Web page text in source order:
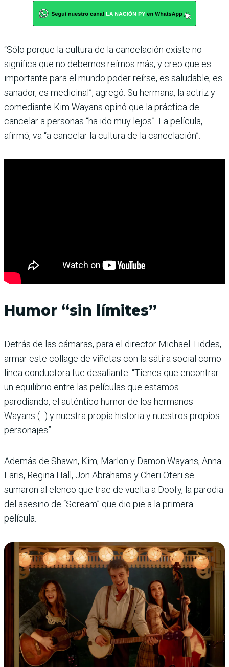
“Sólo porque la cultura de la cancelación existe no
significa que no debemos reírnos más, y creo que es
importante para el mundo poder reírse, es saludable, es
sanador, es medicinal”, agregó. Su hermana, la actriz y
comediante Kim Wayans opinó que la práctica de
cancelar a personas “ha ido muy lejos”. La película,
afirmó, va “a cancelar la cultura de la cancelación”.
Humor “sin límites”
Detrás de las cámaras, para el director Michael Tiddes,
armar este collage de viñetas con la sátira social como
línea conductora fue desafiante. “Tienes que encontrar
un equilibrio entre las películas que estamos
parodiando, el auténtico humor de los hermanos
Wayans (...) y nuestra propia historia y nuestros propios
personajes”.
Además de Shawn, Kim, Marlon y Damon Wayans, Anna
Faris, Regina Hall, Jon Abrahams y Cheri Oteri se
sumaron al elenco que trae de vuelta a Doofy, la parodia
del asesino de “Scream” que dio pie a la primera
película.